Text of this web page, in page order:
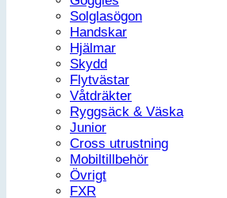
Solglasögon
Handskar
Hjälmar
Skydd
Flytvästar
Våtdräkter
Ryggsäck & Väska
Junior
Cross utrustning
Mobiltillbehör
Övrigt
FXR